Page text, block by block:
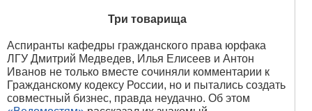
Три товарища
Аспиранты кафедры гражданского права юрфака
ЛГУ Дмитрий Медведев, Илья Елисеев и Антон
Иванов не только вместе сочиняли комментарии к
Гражданскому кодексу России, но и пытались создать
совместный бизнес, правда неудачно. Об этом